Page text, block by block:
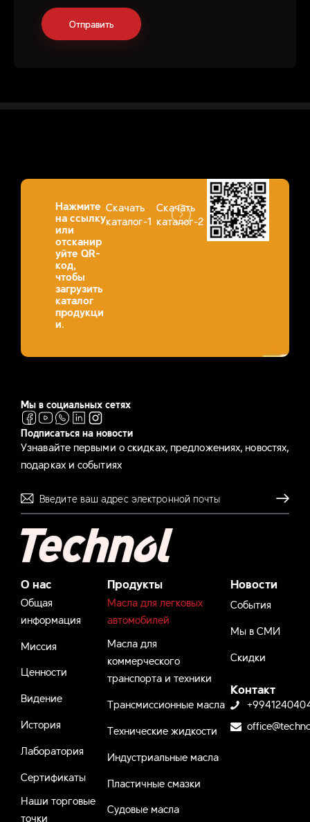
Нажмите
на ссылку
или
отсканир
уйте QR-
код,
чтобы
загрузить
каталог
продукци
и.
Скачать
каталог-1
Скачать
каталог-2
Мы в социальных сетях
Подписаться на новости
Узнавайте первыми о скидках, предложениях, новостях,
подарках и событиях
О нас
Общая
информация
Миссия
Ценности
Видение
История
Лаборатория
Сертификаты
Наши торговые
точки
Продукты
Масла для легковых
автомобилей
Масла для
коммерческого
транспорта и техники
Трансмиссионные масла
Технические жидкости
Индустриальные масла
Пластичные смазки
Судовые масла
Новости
События
Мы в СМИ
Скидки
Контакт